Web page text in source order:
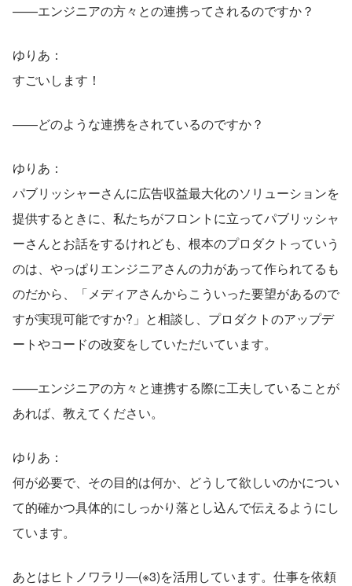
——エンジニアの方々との連携ってされるのですか？
ゆりあ：
すごいします！
——どのような連携をされているのですか？
ゆりあ：
パブリッシャーさんに広告収益最大化のソリューションを
提供するときに、私たちがフロントに立ってパブリッシャ
ーさんとお話をするけれども、根本のプロダクトっていう
のは、やっぱりエンジニアさんの力があって作られてるも
のだから、「メディアさんからこういった要望があるので
すが実現可能ですか?」と相談し、プロダクトのアップデ
ートやコードの改変をしていただいています。
——エンジニアの方々と連携する際に工夫していることが
あれば、教えてください。
ゆりあ：
何が必要で、その目的は何か、どうして欲しいのかについ
て的確かつ具体的にしっかり落とし込んで伝えるようにし
ています。
あとはヒトノワラリ―(※3)を活用しています。仕事を依頼